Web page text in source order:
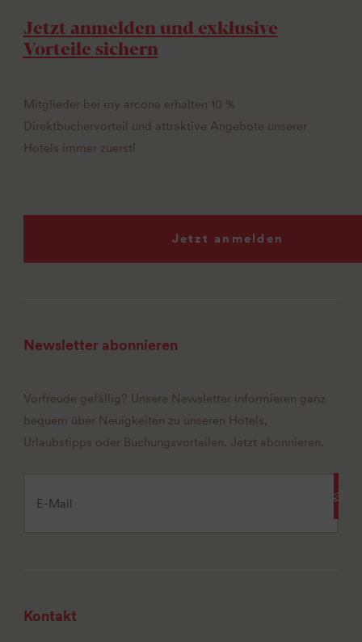
Jetzt anmelden und exklusive
Vorteile sichern
Mitglieder bei my arcona erhalten 10 %
Direktbuchervorteil und attraktive Angebote unserer
Hotels immer zuerst!
Jetzt anmelden
Newsletter abonnieren
Vorfreude gefällig? Unsere Newsletter informieren ganz
bequem über Neuigkeiten zu unseren Hotels,
Urlaubstipps oder Buchungsvorteilen. Jetzt abonnieren.
Kontakt